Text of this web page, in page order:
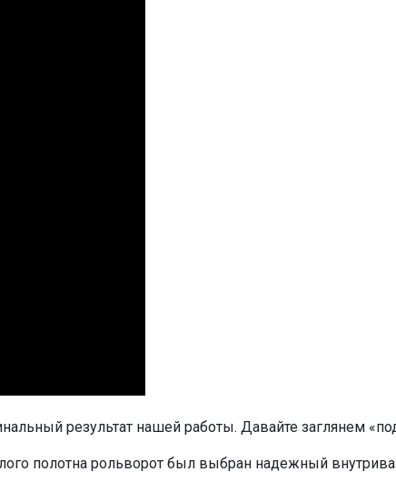
результат нашей работы. Давайте заглянем
полотна рольворот был выбран надежный